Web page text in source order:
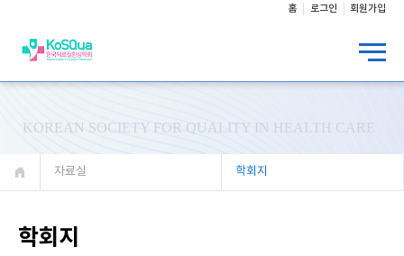
홈 로그인 회원가입
KOREAN SOCIETY FOR QUALITY IN HEALTH CARE
자료실 학회지
학회지